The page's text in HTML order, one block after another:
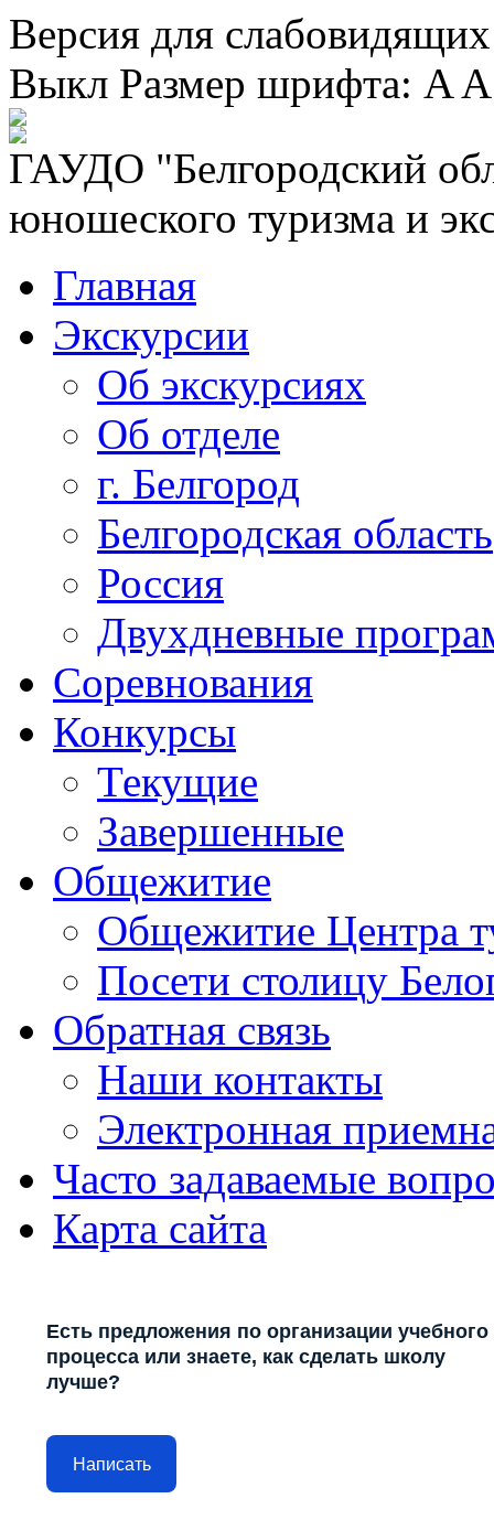
Версия для
Выкл Размер шрифта: A A
ГАУДО "Белгородский
юношеского туризма и
Главная
Экскурсии
Об экскурсиях
Об отделе
г. Белгород
Белгородская область
Россия
Двухдневные
Соревнования
Конкурсы
Текущие
Завершенные
Общежитие
Общежитие Центра
Посети столицу
Обратная связь
Наши контакты
Электронная
Часто задаваемые
Карта сайта
Есть предложения по организации учебного
процесса или знаете, как сделать школу
лучше?
Написать